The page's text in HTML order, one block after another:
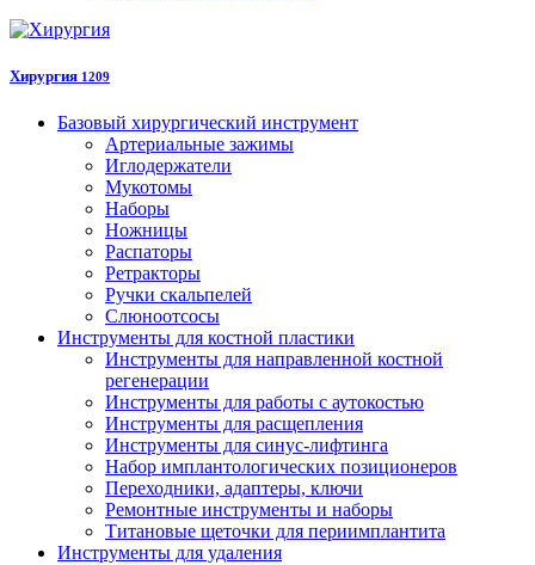
Хирургия 1209
Базовый хирургический инструмент
Артериальные зажимы
Иглодержатели
Мукотомы
Наборы
Ножницы
Распаторы
Ретракторы
Ручки скальпелей
Слюноотсосы
Инструменты для костной пластики
Инструменты для направленной костной
регенерации
Инструменты для работы с аутокостью
Инструменты для расщепления
Инструменты для синус-лифтинга
Набор имплантологических позиционеров
Переходники, адаптеры, ключи
Ремонтные инструменты и наборы
Титановые щеточки для периимплантита
Инструменты для удаления